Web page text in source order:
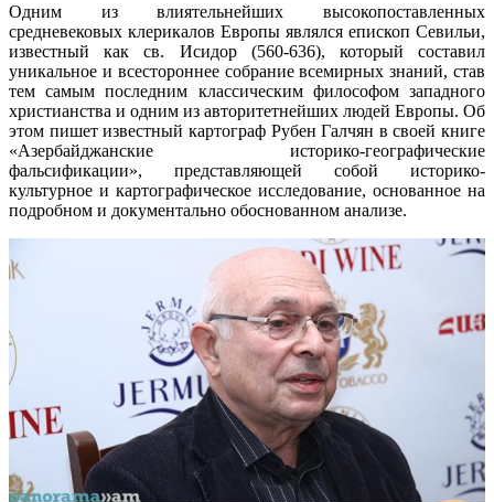
Одним из влиятельнейших высокопоставленных
средневековых клерикалов Европы являлся епископ Севильи,
известный как св. Исидор (560-636), который составил
уникальное и всестороннее собрание всемирных знаний, став
тем самым последним классическим философом западного
христианства и одним из авторитетнейших людей Европы. Об
этом пишет известный картограф Рубен Галчян в своей книге
«Азербайджанские историко-географические
фальсификации», представляющей собой историко-
культурное и картографическое исследование, основанное на
подробном и документально обоснованном анализе.